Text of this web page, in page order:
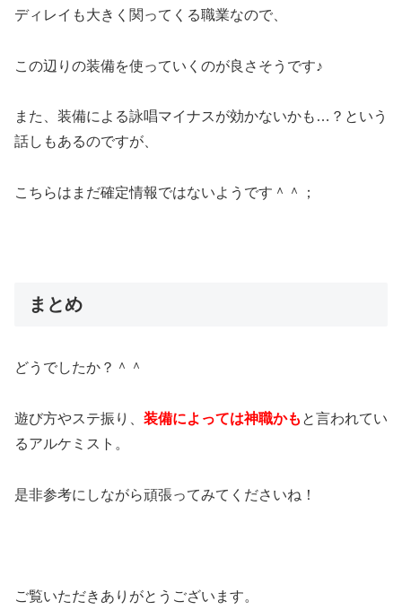
ディレイも大きく関ってくる職業なので、
この辺りの装備を使っていくのが良さそうです♪
また、装備による詠唱マイナスが効かないかも…？という
話しもあるのですが、
こちらはまだ確定情報ではないようです＾＾；
まとめ
どうでしたか？＾＾
遊び方やステ振り、 装備によっては神職かも と言われてい
るアルケミスト。
是非参考にしながら頑張ってみてくださいね！
ご覧いただきありがとうございます。